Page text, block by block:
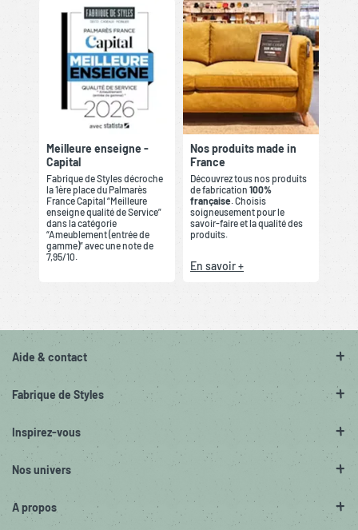
Meilleure enseigne -
Capital
Fabrique de Styles décroche
la 1ère place du Palmarès
France Capital “Meilleure
enseigne qualité de Service”
dans la catégorie
“Ameublement (entrée de
gamme)” avec une note de
7,95/10.
Nos produits made in
France
Découvrez tous nos produits
de fabrication 100%
française . Choisis
soigneusement pour le
savoir-faire et la qualité des
produits.
En savoir +
Aide & contact
Fabrique de Styles
Inspirez-vous
Nos univers
A propos